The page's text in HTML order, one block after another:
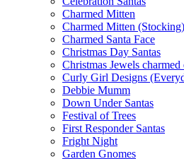
Charmed Mitten
Charmed Mitten
Charmed Santa Face
Christmas Day Santas
Christmas Jewels charmed
Curly Girl Designs
Debbie Mumm
Down Under Santas
Festival of Trees
First Responder Santas
Fright Night
Garden Gnomes